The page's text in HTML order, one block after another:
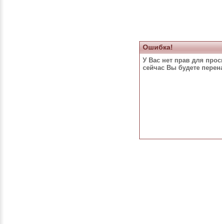
Ошибка!
У Вас нет прав для
сейчас Вы будете